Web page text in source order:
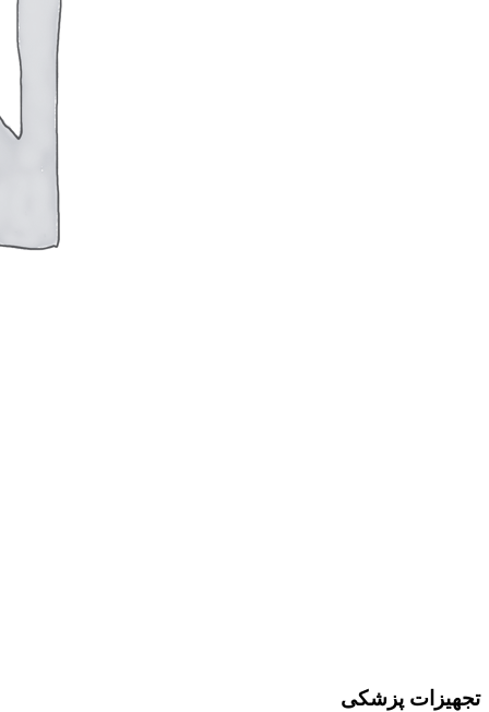
تجهیزات پزشکی